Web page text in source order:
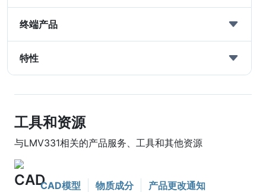
终端产品
特性
工具和资源
与LMV331相关的产品服务、工具和其他资源
CAD模型 物质成分 产品更改通知